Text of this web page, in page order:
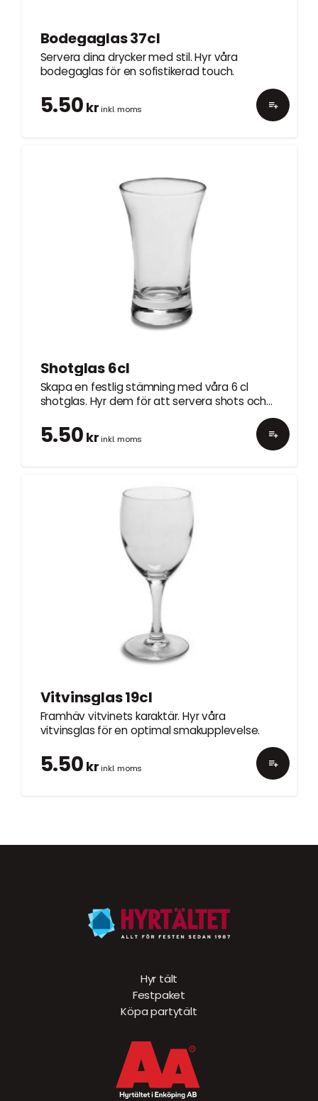
Bodegaglas 37cl
Servera dina drycker med stil. Hyr våra
bodegaglas för en sofistikerad touch.
5.50 krinkl. moms
Shotglas 6cl
Skapa en festlig stämning med våra 6 cl
shotglas. Hyr dem för att servera shots och
5.50 krinkl. moms
Vitvinsglas 19cl
Framhäv vitvinets karaktär. Hyr våra
vitvinsglas för en optimal smakupplevelse.
5.50 krinkl. moms
Hyr tält
Festpaket
Köpa partytält